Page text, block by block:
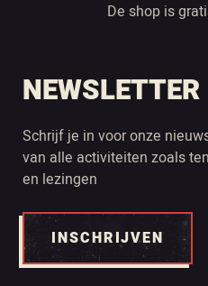
De shop is
NEWSLETTER
Schrijf je in voor onze
van alle activiteiten zoals
en lezingen
INSCHRIJVEN